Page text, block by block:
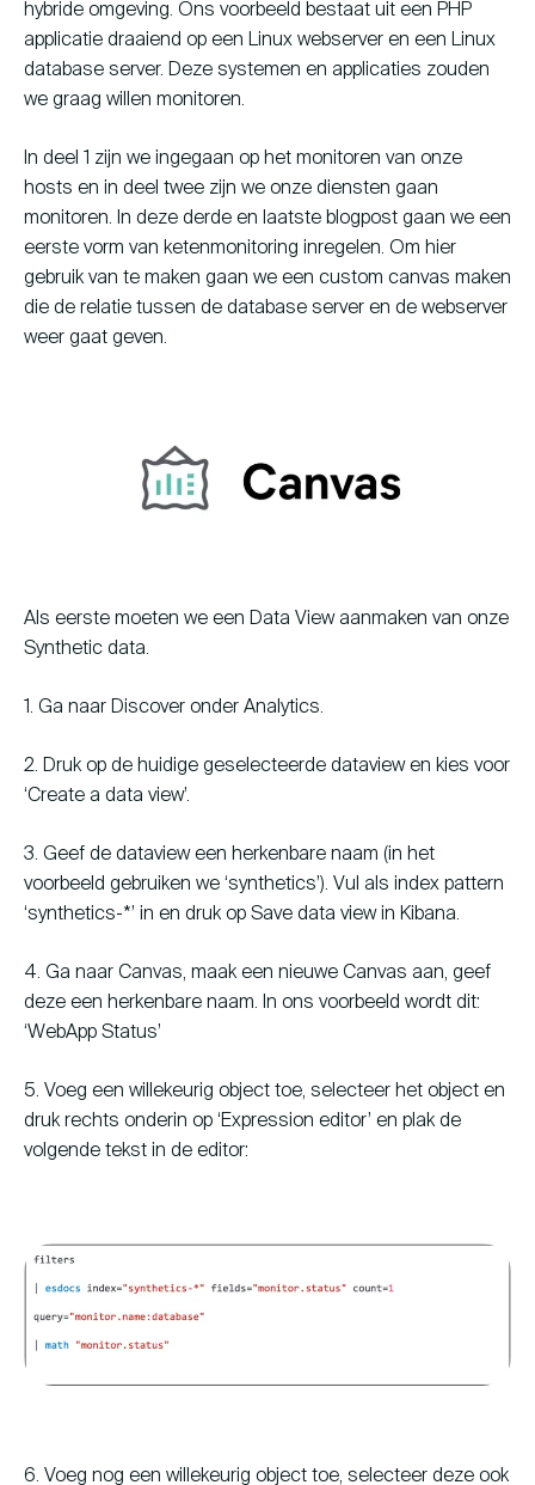
hybride omgeving. Ons voorbeeld bestaat uit een PHP
applicatie draaiend op een Linux webserver en een Linux
database server. Deze systemen en applicaties zouden
we graag willen monitoren.
In deel 1 zijn we ingegaan op het monitoren van onze
hosts en in deel twee zijn we onze diensten gaan
monitoren. In deze derde en laatste blogpost gaan we een
eerste vorm van ketenmonitoring inregelen. Om hier
gebruik van te maken gaan we een custom canvas maken
die de relatie tussen de database server en de webserver
weer gaat geven.
Als eerste moeten we een Data View aanmaken van onze
Synthetic data.
1. Ga naar Discover onder Analytics.
2. Druk op de huidige geselecteerde dataview en kies voor
‘Create a data view’.
3. Geef de dataview een herkenbare naam (in het
voorbeeld gebruiken we ‘synthetics’). Vul als index pattern
‘synthetics-*’ in en druk op Save data view in Kibana.
4. Ga naar Canvas, maak een nieuwe Canvas aan, geef
deze een herkenbare naam. In ons voorbeeld wordt dit:
‘WebApp Status’
5. Voeg een willekeurig object toe, selecteer het object en
druk rechts onderin op ‘Expression editor’ en plak de
volgende tekst in de editor:
6. Voeg nog een willekeurig object toe, selecteer deze ook